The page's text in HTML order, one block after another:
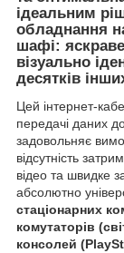
ідеальним
обладнання
шафі:
візуально
десятків
Цей інтернет-
передачі даних
задовольняє
відсутність
відео та швидке
абсолютно
стаціонарних
комутаторів
консолей